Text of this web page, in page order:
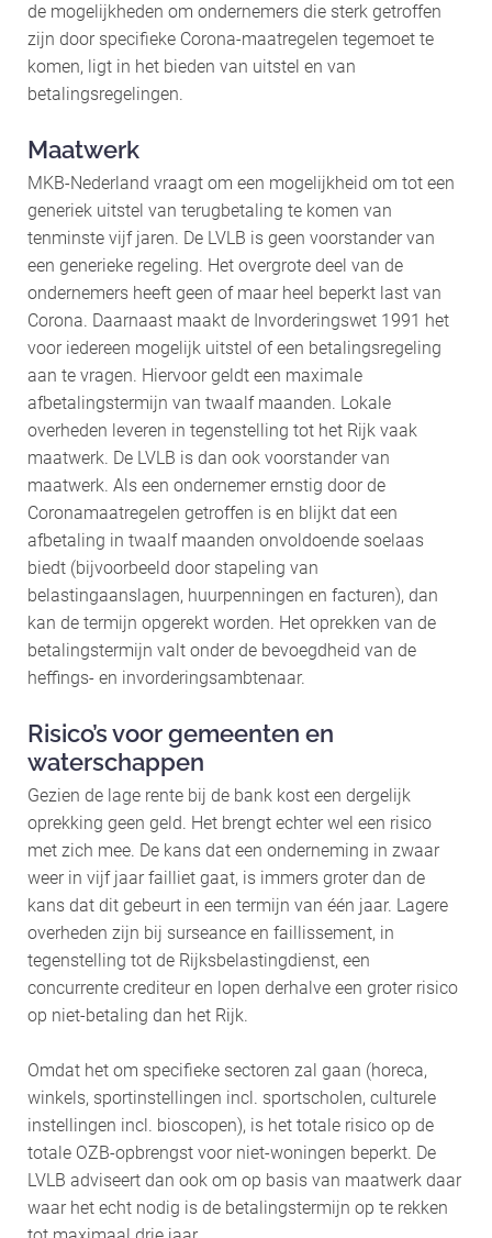
de mogelijkheden om ondernemers die sterk getroffen
zijn door specifieke Corona-maatregelen tegemoet te
komen, ligt in het bieden van uitstel en van
betalingsregelingen.
Maatwerk
MKB-Nederland vraagt om een mogelijkheid om tot een
generiek uitstel van terugbetaling te komen van
tenminste vijf jaren. De LVLB is geen voorstander van
een generieke regeling. Het overgrote deel van de
ondernemers heeft geen of maar heel beperkt last van
Corona. Daarnaast maakt de Invorderingswet 1991 het
voor iedereen mogelijk uitstel of een betalingsregeling
aan te vragen. Hiervoor geldt een maximale
afbetalingstermijn van twaalf maanden. Lokale
overheden leveren in tegenstelling tot het Rijk vaak
maatwerk. De LVLB is dan ook voorstander van
maatwerk. Als een ondernemer ernstig door de
Coronamaatregelen getroffen is en blijkt dat een
afbetaling in twaalf maanden onvoldoende soelaas
biedt (bijvoorbeeld door stapeling van
belastingaanslagen, huurpenningen en facturen), dan
kan de termijn opgerekt worden. Het oprekken van de
betalingstermijn valt onder de bevoegdheid van de
heffings- en invorderingsambtenaar.
Risico’s voor gemeenten en
waterschappen
Gezien de lage rente bij de bank kost een dergelijk
oprekking geen geld. Het brengt echter wel een risico
met zich mee. De kans dat een onderneming in zwaar
weer in vijf jaar failliet gaat, is immers groter dan de
kans dat dit gebeurt in een termijn van één jaar. Lagere
overheden zijn bij surseance en faillissement, in
tegenstelling tot de Rijksbelastingdienst, een
concurrente crediteur en lopen derhalve een groter risico
op niet-betaling dan het Rijk.
Omdat het om specifieke sectoren zal gaan (horeca,
winkels, sportinstellingen incl. sportscholen, culturele
instellingen incl. bioscopen), is het totale risico op de
totale OZB-opbrengst voor niet-woningen beperkt. De
LVLB adviseert dan ook om op basis van maatwerk daar
waar het echt nodig is de betalingstermijn op te rekken